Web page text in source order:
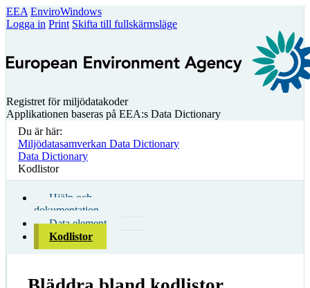
EEA EnviroWindows
Logga in Print Skifta till fullskärmsläge
Registret för miljödatakoder
Applikationen baseras på EEA:s Data Dictionary
Du är här:
Miljödatasamverkan Data Dictionary
Data Dictionary
Kodlistor
Hjälp och
dokumentation
Data element
Kodlistor